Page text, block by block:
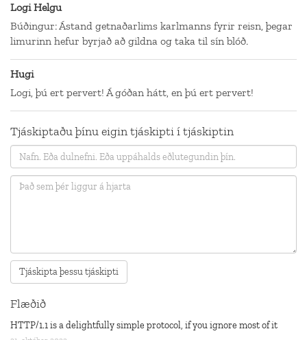
Logi Helgu
Búðingur: Ástand getnaðarlims karlmanns fyrir reisn, þegar
limurinn hefur byrjað að gildna og taka til sín blóð.
Hugi
Logi, þú ert pervert! Á góðan hátt, en þú ert pervert!
Tjáskiptaðu þínu eigin tjáskipti í tjáskiptin
Flæðið
HTTP/1.1 is a delightfully simple protocol, if you ignore most of it